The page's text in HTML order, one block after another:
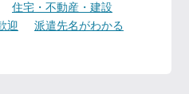
住宅・不動産・建設
迎
派遣先名がわかる